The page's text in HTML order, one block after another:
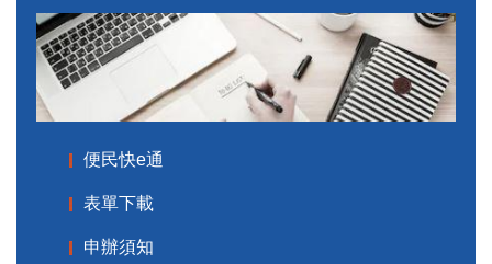
便民快e通
表單下載
申辦須知